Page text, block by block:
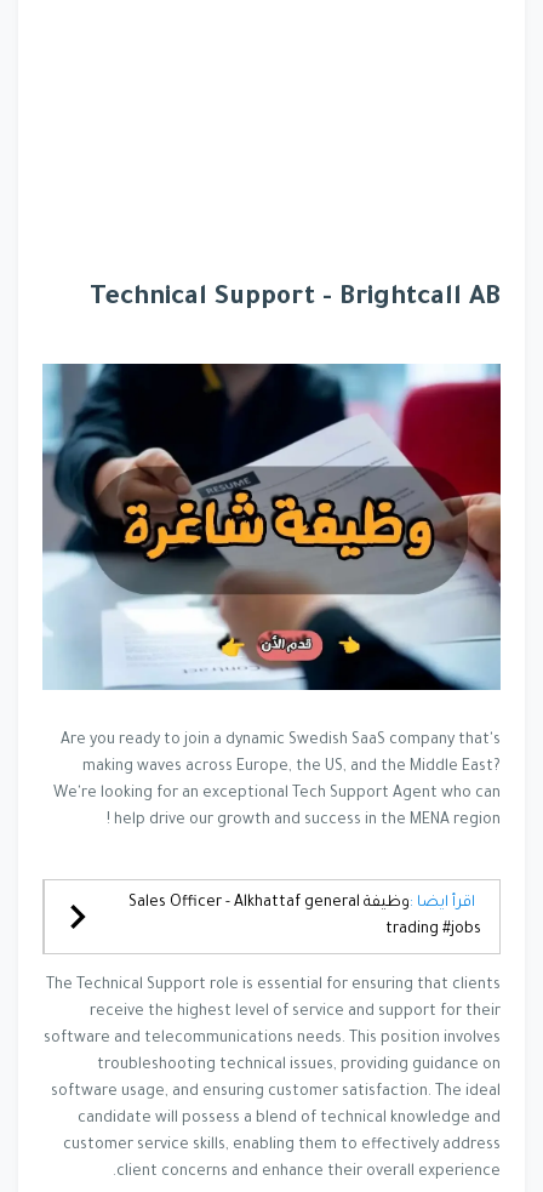
Technical Support - Brightcall AB
Are you ready to join a dynamic Swedish SaaS company that's
making waves across Europe, the US, and the Middle East?
We're looking for an exceptional Tech Support Agent who can
help drive our growth and success in the MENA region !
اقرأ ايضا :
وظيفة Sales Officer - Alkhattaf general
trading #jobs
The Technical Support role is essential for ensuring that clients
receive the highest level of service and support for their
software and telecommunications needs. This position involves
troubleshooting technical issues, providing guidance on
software usage, and ensuring customer satisfaction. The ideal
candidate will possess a blend of technical knowledge and
customer service skills, enabling them to effectively address
client concerns and enhance their overall experience.